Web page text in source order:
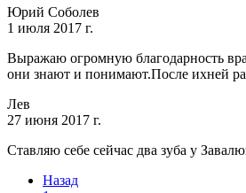
Юрий Соболев
1 июля 2017 г.
Выражаю огромную благодарность
они знают и понимают.После ихней
Лев
27 июня 2017 г.
Ставляю себе сейчас два зуба у
Назад